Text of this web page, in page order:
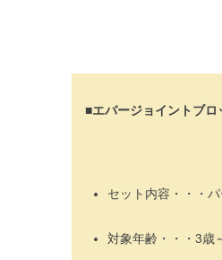
■エバージョイントブロ
セット内容・・・
対象年齢・・・3歳